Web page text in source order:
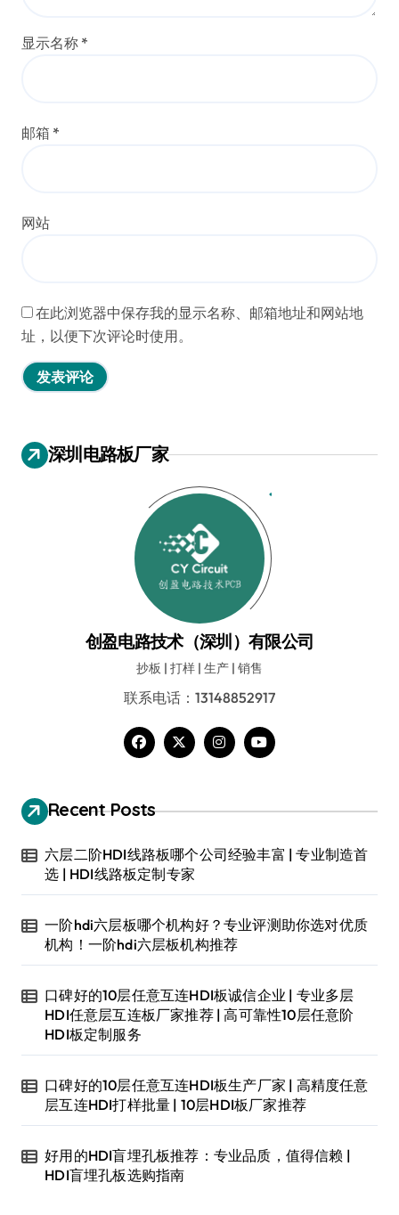
显示名称 *
邮箱 *
网站
在此浏览器中保存我的显示名称、邮箱地址和网站地
址，以便下次评论时使用。
深圳电路板厂家
创盈电路技术（深圳）有限公司
抄板 | 打样 | 生产 | 销售
联系电话：13148852917
Recent Posts
六层二阶HDI线路板哪个公司经验丰富 | 专业制造首
选 | HDI线路板定制专家
一阶hdi六层板哪个机构好？专业评测助你选对优质
机构！一阶hdi六层板机构推荐
口碑好的10层任意互连HDI板诚信企业 | 专业多层
HDI任意层互连板厂家推荐 | 高可靠性10层任意阶
HDI板定制服务
口碑好的10层任意互连HDI板生产厂家 | 高精度任意
层互连HDI打样批量 | 10层HDI板厂家推荐
好用的HDI盲埋孔板推荐：专业品质，值得信赖 |
HDI盲埋孔板选购指南